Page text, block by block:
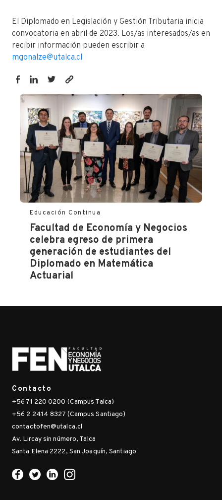
El Diplomado en Legislación y Gestión Tributaria inicia
convocatoria en abril de 2023. Los/as interesados/as en
recibir información pueden escribir a
mgonalze@utalca.cl
https://fen.utalca.cl/fen-
utalca-
realiza-
ceremonia-
egreso-
del-
diplomado-
legislacion-
gestion-
tributaria/
Educación Continua
Facultad de Economía y Negocios
celebra egreso de primera
generación de estudiantes del
Diplomado en Matemática
Actuarial
Contacto
+56 71 220 0200 (Campus Talca)
+56 2 2414 8327 (Campus Santiago)
contactofen@utalca.cl
Av. Lircay sin número, Talca
Santa Elena 2222, San Joaquín, Santiago